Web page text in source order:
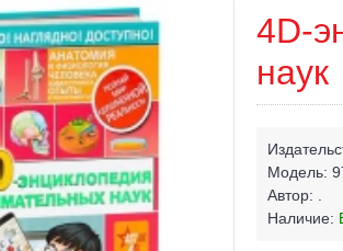
4D-
наук
Модель:
Автор:
Наличие: